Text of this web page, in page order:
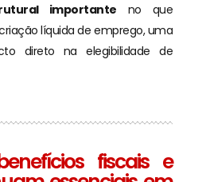
importante no que
líquida de emprego, uma
direto na elegibilidade de
fiscais e